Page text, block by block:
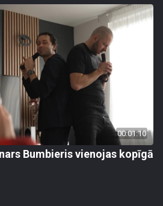
00:01:10
Bumbieris vienojas kopīgā